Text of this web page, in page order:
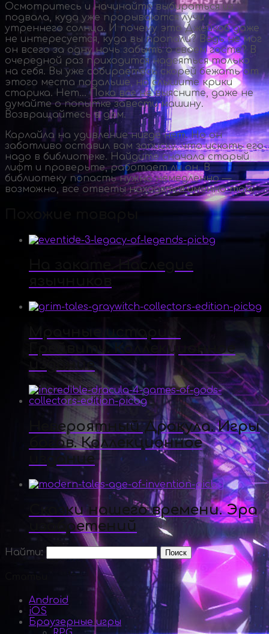
Осмотритесь и начинайте выбираться из
подвала, куда уже прорываются лучи
утреннего солнца. И почему это Джейкоб даже
не интересуется, куда вы пропали? Ведь не мог
он всего за одну ночь забыть о своем госте? В
очередной раз приходится надеяться только
на себя. Вы уже собираетесь скорей бежать от
этого места подальше, но слышите крики
старика. Нет… Пока все не выясните, даже не
думайте о попытке завести машину.
Возвращайтесь в дом.
Карлайла на удивление нигде нет. Но он
заботливо оставил вам записку, что искать его
надо в библиотеке. Найдите сначала старый
лифт и проверьте, работает ли он. В
библиотеку попасть нужно немедленно —
возможно, все ответы находятся именно там.
На закате. Наследие
Грейвитч. Коллекционное
издание
Невероятный Дракула. Игры
богов. Коллекционное
издание
Сказки нашего времени. Эра
изобретений
Найти:
Android
iOS
Браузерные игры